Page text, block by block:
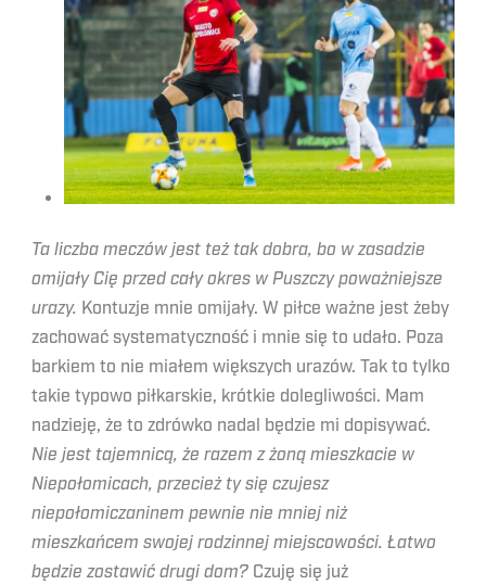
Ta liczba meczów jest też tak dobra, bo w zasadzie
omijały Cię przed cały okres w Puszczy poważniejsze
urazy. Kontuzje mnie omijały. W piłce ważne jest żeby
zachować systematyczność i mnie się to udało. Poza
barkiem to nie miałem większych urazów. Tak to tylko
takie typowo piłkarskie, krótkie dolegliwości. Mam
nadzieję, że to zdrówko nadal będzie mi dopisywać.
Nie jest tajemnicą, że razem z żoną mieszkacie w
Niepołomicach, przecież ty się czujesz
niepołomiczaninem pewnie nie mniej niż
mieszkańcem swojej rodzinnej miejscowości. Łatwo
będzie zostawić drugi dom? Czuję się już